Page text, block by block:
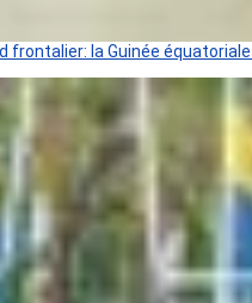
frontalier: la Guinée